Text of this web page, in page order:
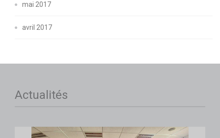
mai 2017
avril 2017
Actualités